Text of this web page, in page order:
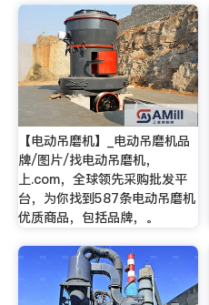
【电动吊磨机】_电动吊磨机品
牌/图片/找电动吊磨机，
上.com，全球领先采购批发平
台，为你找到587条电动吊磨机
优质商品，包括品牌，。